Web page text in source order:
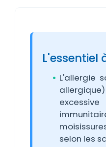
L'essentiel
L'allergie
selon les